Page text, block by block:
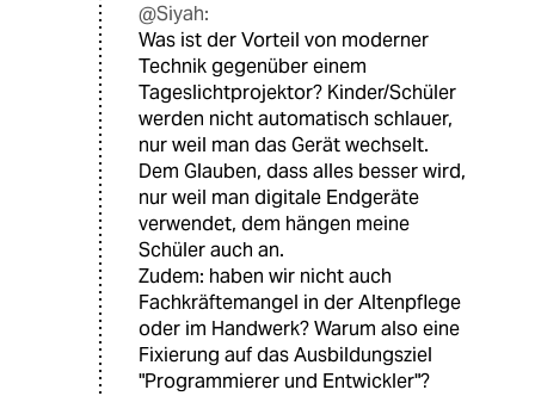
@Siyah:
Was ist der Vorteil von moderner
Technik gegenüber einem
Tageslichtprojektor? Kinder/Schüler
werden nicht automatisch schlauer,
nur weil man das Gerät wechselt.
Dem Glauben, dass alles besser wird,
nur weil man digitale Endgeräte
verwendet, dem hängen meine
Schüler auch an.
Zudem: haben wir nicht auch
Fachkräftemangel in der Altenpflege
oder im Handwerk? Warum also eine
Fixierung auf das Ausbildungsziel
"Programmierer und Entwickler"?